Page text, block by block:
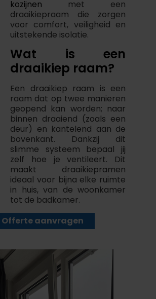
kozijnen met een
draaikiepraam die zorgen
voor comfort, veiligheid en
uitstekende isolatie.
Wat is een
draaikiep raam?
Een draaikiep raam is een
raam dat op twee manieren
geopend kan worden; naar
binnen draaiend (zoals een
deur) en kantelend aan de
bovenkant. Dankzij dit
slimme systeem bepaal jij
zelf hoe je ventileert. Dit
maakt draaikiepramen
ideaal voor bijna elke ruimte
in huis, van de woonkamer
tot de badkamer.
Offerte aanvragen